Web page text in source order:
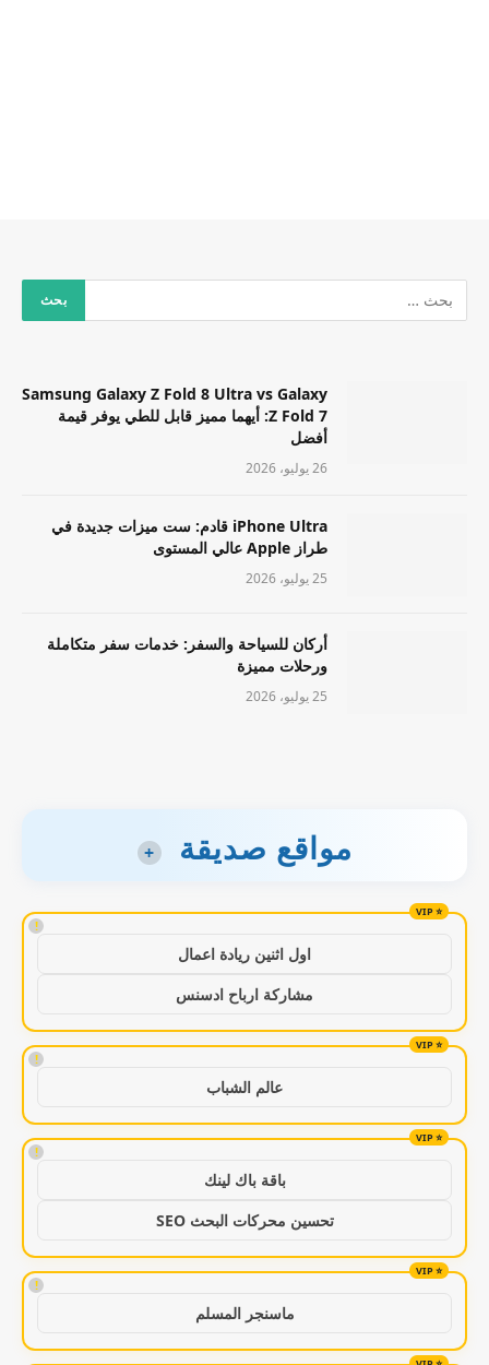
Samsung Galaxy Z Fold 8 Ultra vs Galaxy
Z Fold 7: أيهما مميز قابل للطي يوفر قيمة
أفضل
26 يوليو، 2026
iPhone Ultra قادم: ست ميزات جديدة في
طراز Apple عالي المستوى
25 يوليو، 2026
أركان للسياحة والسفر: خدمات سفر متكاملة
ورحلات مميزة
25 يوليو، 2026
مواقع صديقة +
!
اول اثنين ريادة اعمال
مشاركة ارباح ادسنس
!
عالم الشباب
!
باقة باك لينك
تحسين محركات البحث SEO
!
ماسنجر المسلم